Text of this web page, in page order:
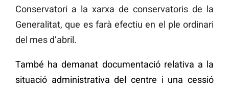
Conservatori a la xarxa de conservatoris de la
Generalitat, que es farà efectiu en el ple ordinari
del mes d’abril.
També ha demanat documentació relativa a la
situació administrativa del centre i una cessió